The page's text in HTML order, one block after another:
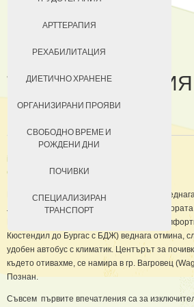
ДОБРОВОЛЦИ
ЗА КЮСТЕНДИЛ
НАСТАНЯВАНЕ
УСЛОВИЯ ЗА ПРЕБИВАВАНЕ
ТАКСИ ЗА ПРЕБИВАВАНЕ
АРТТЕРАПИЯ
РЕХАБИЛИТАЦИЯ
ДИЕТИЧНО ХРАНЕНЕ
ОРГАНИЗИРАНИ ПРОЯВИ
СВОБОДНО ВРЕМЕ И
РОЖДЕНИ ДНИ
ПОЧИВКИ
СПЕЦИАЛИЗИРАН
ТРАНСПОРТ
РАЗКАЗ ЗА
ТРЕНИРОВЪЧНИЯ
ПОЛША
in
Създадена на 19 Октомври 2013
Впечатленията ни от Полша започнаха
летището в гр. Познан рано следобяд.
България с влак, за жалост не толкова
Кюстендил до Бургас с БДЖ) веднага отмина,
удобен автобус с климатик. Центърът за
където отивахме, се намира в гр. Вагровец
Познан.
Съвсем първите впечатления са за